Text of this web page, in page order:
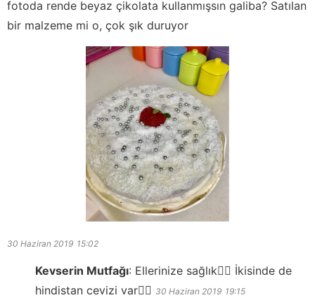
fotoda rende beyaz çikolata kullanmışsın galiba? Satılan
bir malzeme mi o, çok şık duruyor
30 Haziran 2019 15:02
Kevserin Mutfağı: Ellerinize sağlık👍🏻 İkisinde de
hindistan cevizi var👍🏻 30 Haziran 2019 19:15